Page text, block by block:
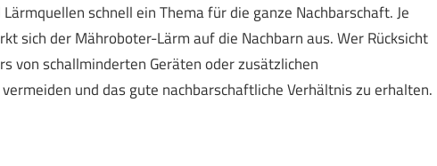
schnell ein Thema für die ganze Nachbarschaft. Je
sich der Mähroboter-Lärm auf die Nachbarn aus. Wer Rücksicht
von schallminderten Geräten oder zusätzlichen
und das gute nachbarschaftliche Verhältnis zu erhalten.